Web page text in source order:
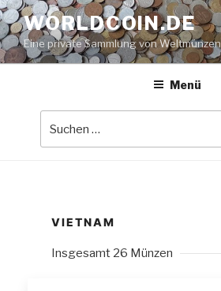
Zum
Inhalt
springen
WORLDCOIN.DE
Eine private Sammlung von Weltmünzen
Menü
VIETNAM
Insgesamt 26 Münzen